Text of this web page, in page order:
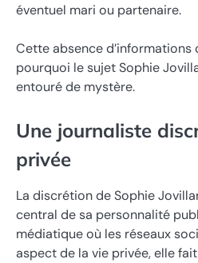
éventuel mari ou partenaire.
Cette absence
pourquoi le sujet Sophie
entouré de mystère.
Une journaliste
privée
La discrétion de Sophie
central de sa personnalité
médiatique où les réseaux
aspect de la vie privée, elle